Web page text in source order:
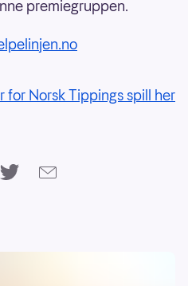
premiegruppen.
for Norsk Tippings spill her